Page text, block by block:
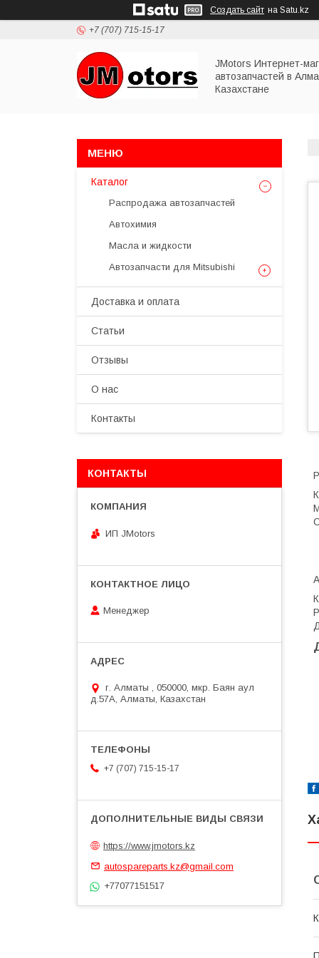
Создать сайт на Satu.kz
+7 (707) 715-15-17
JMotors Интернет-
автозапчастей в
Казахстане
Каталог
Распродажа автозапчастей
Автохимия
Масла и жидкости
Автозапчасти для Mitsubishi
Доставка и оплата
Статьи
Отзывы
О нас
Контакты
КОНТАКТЫ
ИП JMotors
Менеджер
г. Алматы , 050000, мкр. Баян аул
д.57А, Алматы, Казахстан
+7 (707) 715-15-17
https://www.jmotors.kz
autospareparts.kz@gmail.com
+77077151517